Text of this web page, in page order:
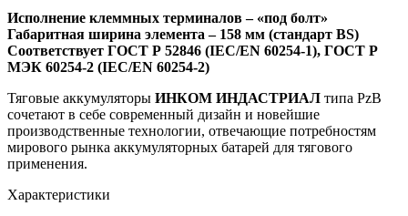
Исполнение клеммных терминалов – «под болт»
Габаритная ширина элемента – 158 мм (стандарт BS)
Соответствует ГОСТ Р 52846 (IEC/EN 60254-1), ГОСТ Р
МЭК 60254-2 (IEC/EN 60254-2)
Тяговые аккумуляторы ИНКОМ ИНДАСТРИАЛ типа PzB
сочетают в себе современный дизайн и новейшие
производственные технологии, отвечающие потребностям
мирового рынка аккумуляторных батарей для тягового
применения.
Характеристики